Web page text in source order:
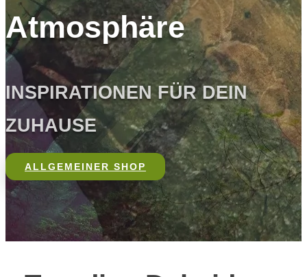
Atmosphäre
INSPIRATIONEN FÜR DEIN
ZUHAUSE
ALLGEMEINER SHOP